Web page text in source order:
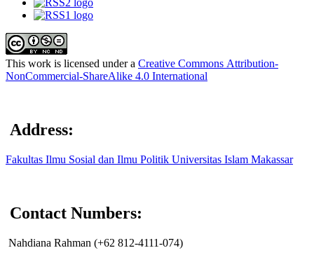
This work is licensed under a Creative Commons Attribution-
NonCommercial-ShareAlike 4.0 International
Address:
Fakultas Ilmu Sosial dan Ilmu Politik Universitas Islam Makassar
Contact Numbers:
Nahdiana Rahman (+62 812-4111-074)